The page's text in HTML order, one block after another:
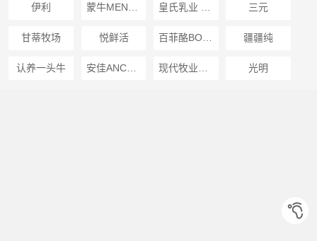
伊利 三元
甘蒂牧场 悦鲜活 百菲酪BONUS 疆疆纯
认养一头牛 安佳ANCHOR 光明